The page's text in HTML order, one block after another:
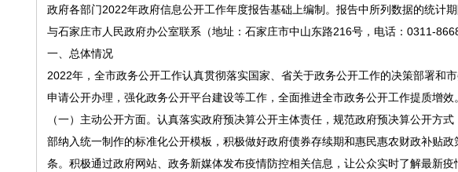
政府各部门2022年政府信息公开工作年度报告基础上编制。报告中所列数据的统计
与石家庄市人民政府办公室联系（地址：石家庄市中山东路216号，电话：0311-
一、总体情况
2022年，全市政务公开工作认真贯彻落实国家、省关于政务公开工作的决策部署和
申请公开办理，强化政务公开平台建设等工作，全面推进全市政务公开工作提质增效。
（一）主动公开方面。认真落实政府预决算公开主体责任，规范政府预决算公开方
部纳入统一制作的标准化公开模板，积极做好政府债券存续期和惠民惠农财政补贴
条。积极通过政府网站、政务新媒体发布疫情防控相关信息，让公众实时了解最新